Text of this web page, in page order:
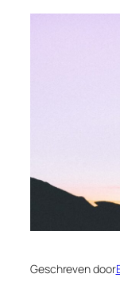
Geschreven door